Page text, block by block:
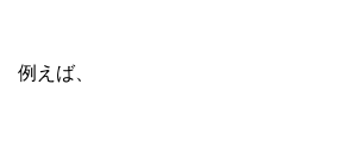
例えば、